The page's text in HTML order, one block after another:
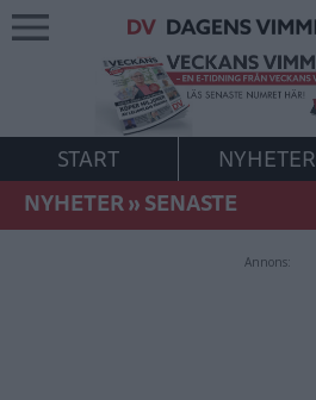
START NYHETER
NYHETER»SENASTE
Annons: